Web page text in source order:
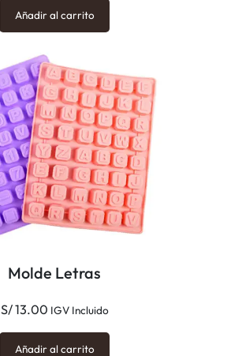
Añadir al carrito
Molde Letras
S/13.00 IGV Incluido
Añadir al carrito